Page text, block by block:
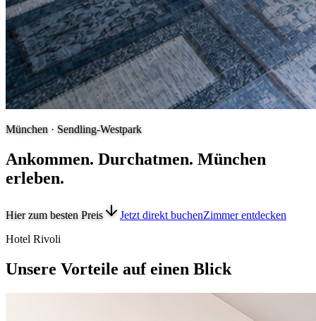
München · Sendling-Westpark
Ankommen. Durchatmen. München
erleben.
Hier zum besten Preis Jetzt direkt buchenZimmer entdecken
Hotel Rivoli
Unsere Vorteile auf einen Blick